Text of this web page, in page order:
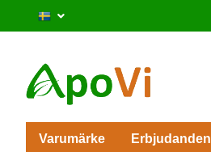
Varumärke Erbjudanden